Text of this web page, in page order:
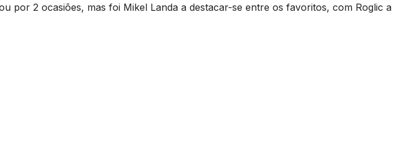
por 2 ocasiões, mas foi Mikel Landa a destacar-se entre os favoritos, com Roglic a